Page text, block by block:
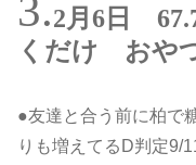
2月6日
くだけ おや
●友達と合う前に柏で
りも増えてるD判定